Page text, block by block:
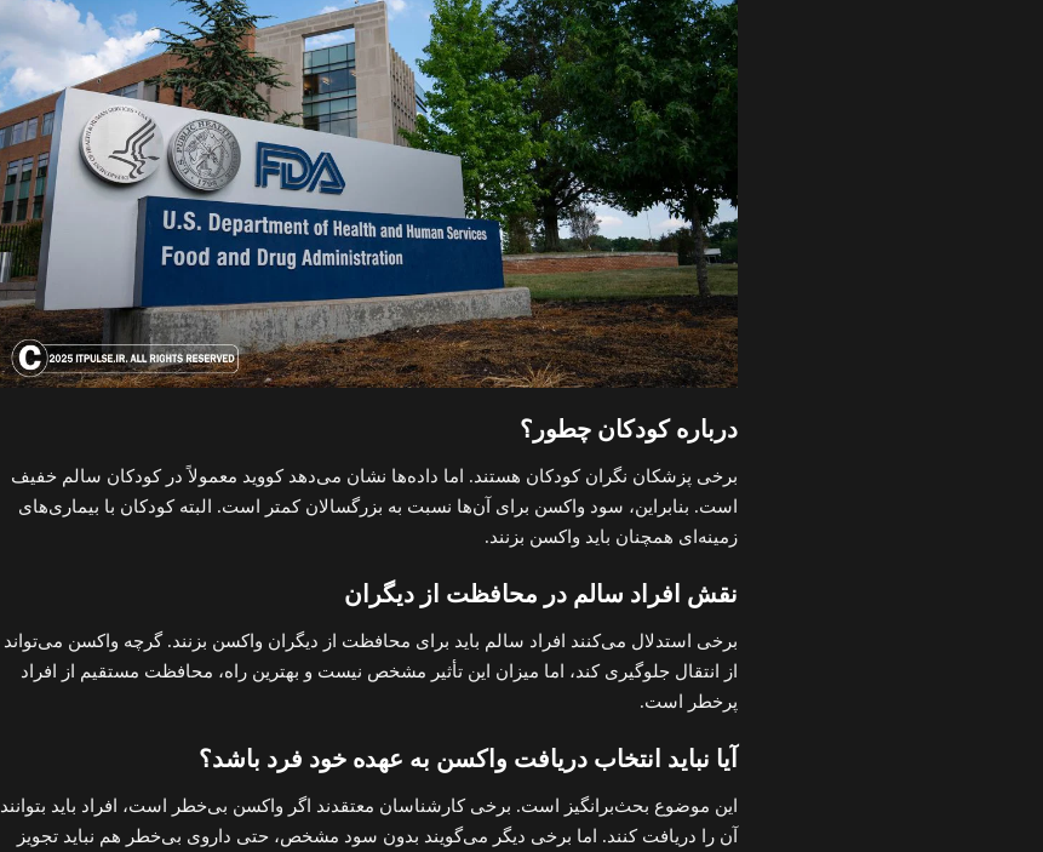
درباره کودکان چطور؟
برخی پزشکان نگران کودکان هستند. اما داده‌ها نشان می‌دهد کووید معمولاً در کودکان سالم خفیف
است. بنابراین، سود واکسن برای آن‌ها نسبت به بزرگسالان کمتر است. البته کودکان با بیماری‌های
زمینه‌ای همچنان باید واکسن بزنند.
نقش افراد سالم در محافظت از دیگران
برخی استدلال می‌کنند افراد سالم باید برای محافظت از دیگران واکسن بزنند. گرچه واکسن می‌تواند
از انتقال جلوگیری کند، اما میزان این تأثیر مشخص نیست و بهترین راه، محافظت مستقیم از افراد
پرخطر است.
آیا نباید انتخاب دریافت واکسن به عهده خود فرد باشد؟
این موضوع بحث‌برانگیز است. برخی کارشناسان معتقدند اگر واکسن بی‌خطر است، افراد باید بتوانند
آن را دریافت کنند. اما برخی دیگر می‌گویند بدون سود مشخص، حتی داروی بی‌خطر هم نباید تجویز